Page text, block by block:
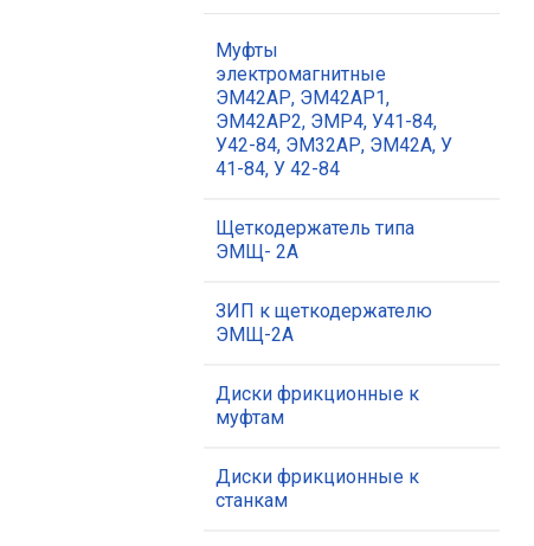
Муфты
электромагнитные
ЭМ42АР, ЭМ42АР1,
ЭМ42АР2, ЭМР4, У41-84,
У42-84, ЭМ32АР, ЭМ42А, У
41-84, У 42-84
Щеткодержатель типа
ЭМЩ- 2А
ЗИП к щеткодержателю
ЭМЩ-2А
Диски фрикционные к
муфтам
Диски фрикционные к
станкам